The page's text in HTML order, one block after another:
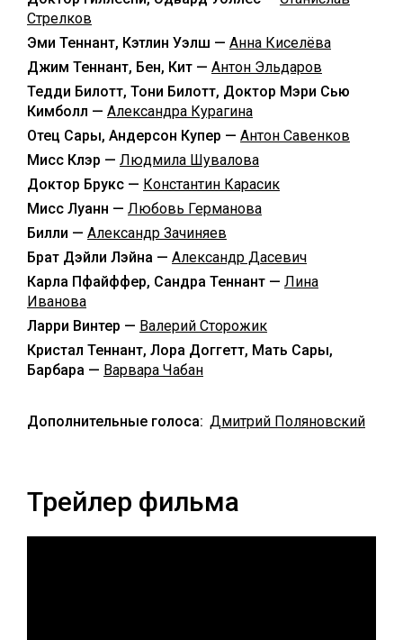
Стрелков
Эми Теннант, Кэтлин Уэлш — Анна Киселёва
Джим Теннант, Бен, Кит — Антон Эльдаров
Тедди Билотт, Тони Билотт, Доктор Мэри Сью
Кимболл — Александра Курагина
Отец Сары, Андерсон Купер — Антон Савенков
Мисс Клэр — Людмила Шувалова
Доктор Брукс — Константин Карасик
Мисс Луанн — Любовь Германова
Билли — Александр Зачиняев
Брат Дэйли Лэйна — Александр Дасевич
Карла Пфайффер, Сандра Теннант — Лина
Иванова
Ларри Винтер — Валерий Сторожик
Кристал Теннант, Лора Доггетт, Мать Сары,
Барбара — Варвара Чабан
Дополнительные голоса: Дмитрий Поляновский
Трейлер фильма